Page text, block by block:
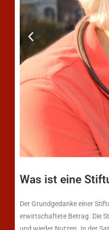
Was ist eine
Der Grundgedanke einer
erwirtschaftete Betrag. Die
und wieder Nutzen. In der